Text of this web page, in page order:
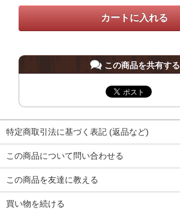
この商品を共有する
特定商取引法に基づく表記 (返品など)
この商品について問い合わせる
この商品を友達に教える
買い物を続ける